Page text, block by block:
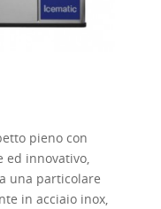
pieno con
ed innovativo,
una particolare
in acciaio inox,